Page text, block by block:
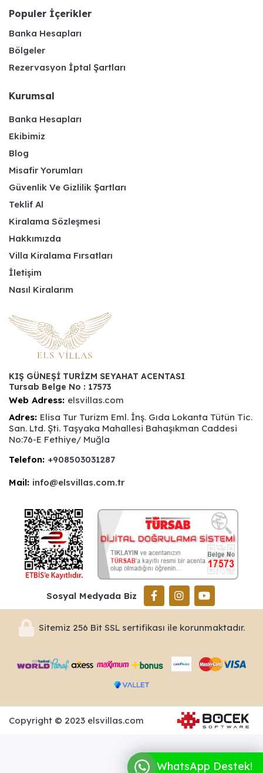
Populer İçerikler
Banka Hesapları
Bölgeler
Rezervasyon İptal Şartları
Kurumsal
Banka Hesapları
Ekibimiz
Blog
Misafir Yorumları
Güvenlik Ve Gizlilik Şartları
Teklif Al
Kiralama Sözleşmesi
Hakkımızda
Villa Kiralama Fırsatları
İletişim
Nasıl Kiralarım
KIŞ GÜNEŞİ TURİZM SEYAHAT ACENTASI
Tursab Belge No : 17573
Web Adress: elsvillas.com
Adres: Elisa Tur Turizm Eml. İnş. Gıda Lokanta Tütün Tic.
San. Ltd. Şti. Taşyaka Mahallesi Bahaşıkman Caddesi
No:76-E Fethiye/ Muğla
Telefon: +908503031287
Mail: info@elsvillas.com.tr
Sosyal Medyada Biz
Sitemiz 256 Bit SSL sertifikası ile korunmaktadır.
Copyright © 2023 elsvillas.com
WhatsApp Destek!